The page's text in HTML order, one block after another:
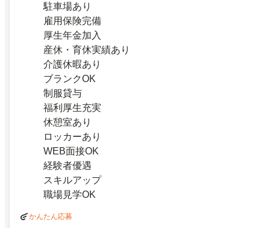
駐車場あり
雇用保険完備
厚生年金加入
産休・育休実績あり
介護休暇あり
ブランクOK
制服貸与
福利厚生充実
休憩室あり
ロッカーあり
WEB面接OK
経験者優遇
スキルアップ
職場見学OK
かんたん応募